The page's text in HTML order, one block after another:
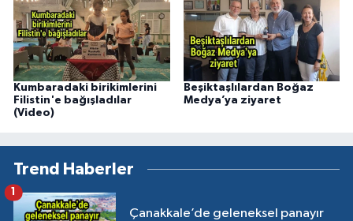
Kumbaradaki birikimlerini
Filistin'e bağışladılar
(Video)
Beşiktaşlılardan Boğaz
Medya’ya ziyaret
Trend Haberler
Çanakkale’de geleneksel panayır